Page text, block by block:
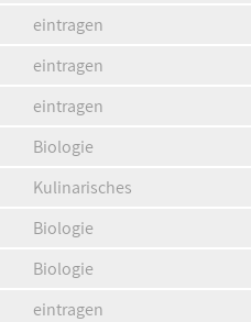
eintragen
eintragen
eintragen
Biologie
Kulinarisches
Biologie
Biologie
eintragen